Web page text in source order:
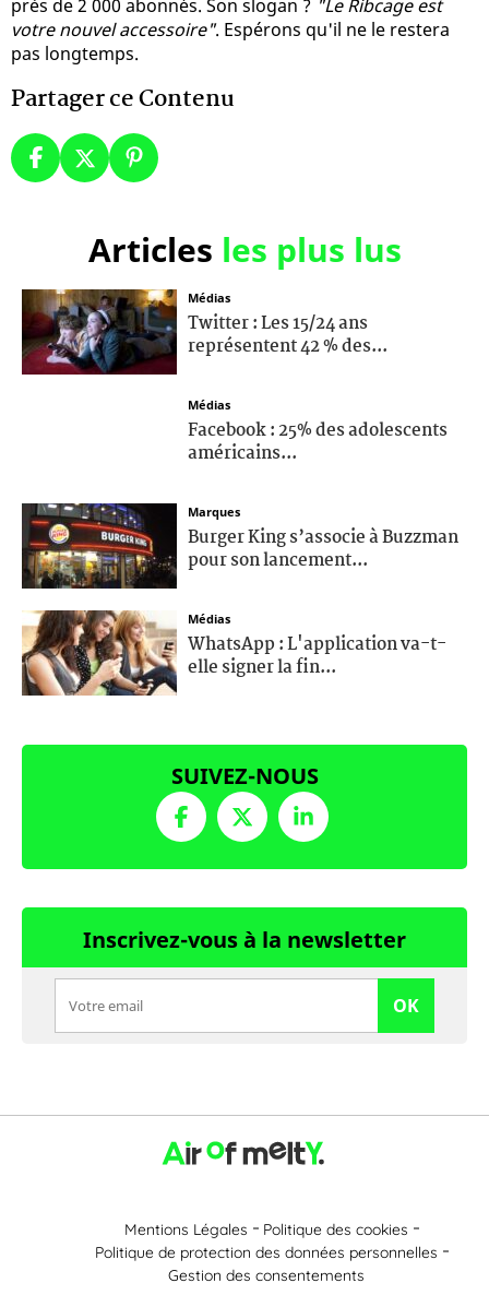
près de 2 000 abonnés. Son slogan ? "Le Ribcage est
votre nouvel accessoire". Espérons qu'il ne le restera
pas longtemps.
Partager ce Contenu
Articles les plus lus
Médias
Twitter : Les 15/24 ans
représentent 42 % des...
Médias
Facebook : 25% des adolescents
américains...
Marques
Burger King s’associe à Buzzman
pour son lancement...
Médias
WhatsApp : L'application va-t-
elle signer la fin...
SUIVEZ-NOUS
Inscrivez-vous à la newsletter
OK
Mentions Légales
Politique des cookies
Politique de protection des données personnelles
Gestion des consentements